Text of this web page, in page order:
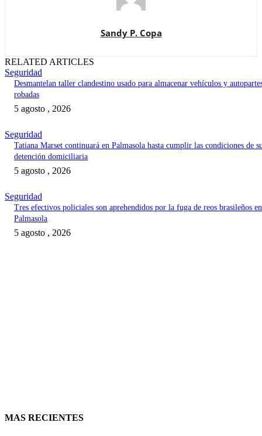
Sandy P. Copa
RELATED ARTICLES
Seguridad
Desmantelan taller clandestino usado para almacenar vehículos y
robadas
5 agosto , 2026
Seguridad
Tatiana Marset continuará en Palmasola hasta cumplir las condiciones de
detención domiciliaria
5 agosto , 2026
Seguridad
Tres efectivos policiales son aprehendidos por la fuga de reos brasileños en
Palmasola
5 agosto , 2026
MAS RECIENTES